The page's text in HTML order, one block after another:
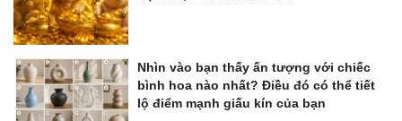
Nhìn vào bạn thấy ấn tượng với chiếc
bình hoa nào nhất? Điều đó có thể tiết
lộ điểm mạnh giấu kín của bạn